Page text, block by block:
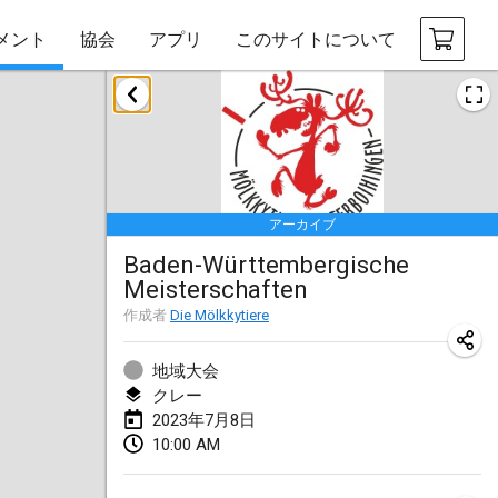
ント 協会 アプリ このサイトについて
アーカイブ
Baden-Württembergische
Meisterschaften
作成者 Die Mölkkytiere
地域大会
クレー
2023年7月8日
10:00 AM
2023年1月
LE Tournoi de Noël
2023年1月14日|フランス
Indoor Polish Championship - Halowe Mistrzostwa Polski w Mölkky
2023年1月14日|ポーランド
Tournoi Mixte ASPTTOM
2023年1月21日|フランス
2023年1月28日
US Mölkky Winter